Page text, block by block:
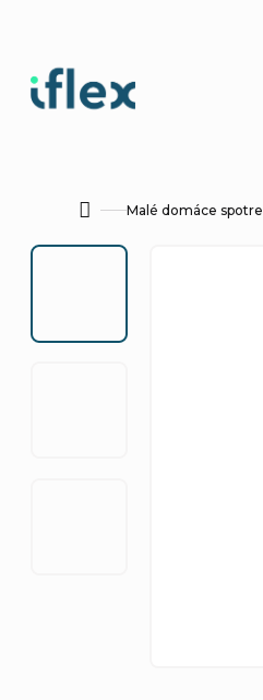
DomovMalé domáce